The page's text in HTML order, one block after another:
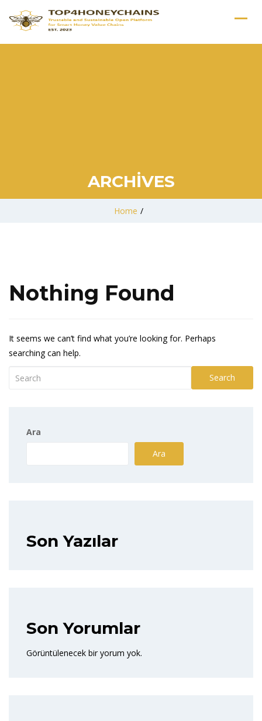
ARCHIVES
Home /
Nothing Found
It seems we can’t find what you’re looking for. Perhaps
searching can help.
Search
Ara
Ara
Son Yazılar
Son Yorumlar
Görüntülenecek bir yorum yok.